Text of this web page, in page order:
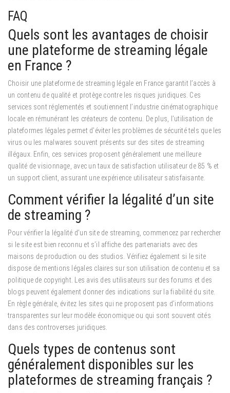
FAQ
Quels sont les avantages de choisir
une plateforme de streaming légale
en France ?
Choisir une plateforme de streaming légale en France garantit l’accès à
un contenu de qualité et protège contre les risques juridiques. Ces
services sont réglementés et soutiennent l’industrie cinématographique
locale en rémunérant les créateurs de contenu. De plus, l’utilisation de
plateformes légales permet d’éviter les problèmes de sécurité tels que les
virus ou les malwares souvent présents sur des sites de streaming
illégaux. Enfin, ces services proposent généralement une meilleure
qualité de visionnage, avec un taux de satisfaction utilisateur de 85 % et
un support client, assurant une expérience utilisateur satisfaisante.
Comment vérifier la légalité d’un site
de streaming ?
Pour vérifier la légalité d’un site de streaming, commencez par rechercher
si le site est bien reconnu et s’il affiche des partenariats avec des
maisons de production ou des studios. Vérifiez également si le site
dispose de mentions légales claires sur son utilisation de contenu et sa
politique de copyright. Les avis des utilisateurs sur des forums et des
blogs peuvent également donner des indications sur la fiabilité du site.
En règle générale, évitez les sites qui ne proposent pas d’informations
transparentes sur leur modèle économique ou qui sont souvent cités
dans des controverses juridiques.
Quels types de contenus sont
généralement disponibles sur les
plateformes de streaming français ?